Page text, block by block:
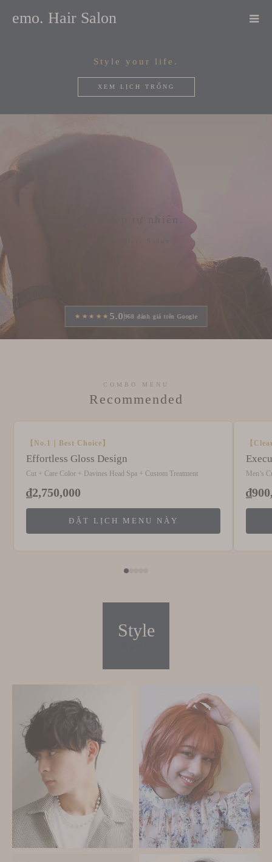
emo. Hair Salon
Style your life.
XEM LỊCH TRỐNG
★★★★★ 5.0 968 đánh giá trên Google
Vẻ đẹp tự nhiên.
COMBO MENU
Recommended
【No.1｜Best Choice】
Effortless Gloss Design
Cut + Care Color + Davines Head Spa + Custom Treatment
₫2,750,000
ĐẶT LỊCH MENU NÀY
【
Men’s
Style